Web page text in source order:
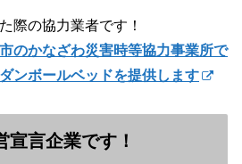
際の協力業者です！
のかなざわ災害時等協力事業所で
ンボールベッドを提供します
宣言企業です！